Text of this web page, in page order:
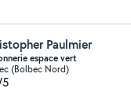
Paulmier
espace vert
(Bolbec Nord)